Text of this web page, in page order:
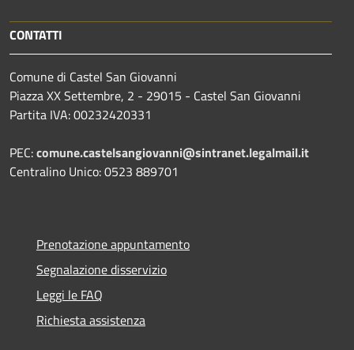
CONTATTI
Comune di Castel San Giovanni
Piazza XX Settembre, 2 - 29015 - Castel San Giovanni
Partita IVA: 00232420331
PEC:comune.castelsangiovanni@sintranet.legalmail.it
Centralino Unico: 0523 889701
Prenotazione appuntamento
Segnalazione disservizio
Leggi le FAQ
Richiesta assistenza